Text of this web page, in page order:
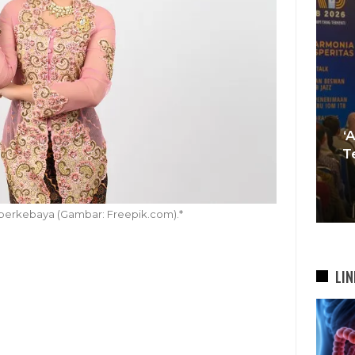
(Gambar: Freepik.com).*
‘Agar Tak Ada Mimpi Yang
Terhenti’, IOM ITB Perkuat